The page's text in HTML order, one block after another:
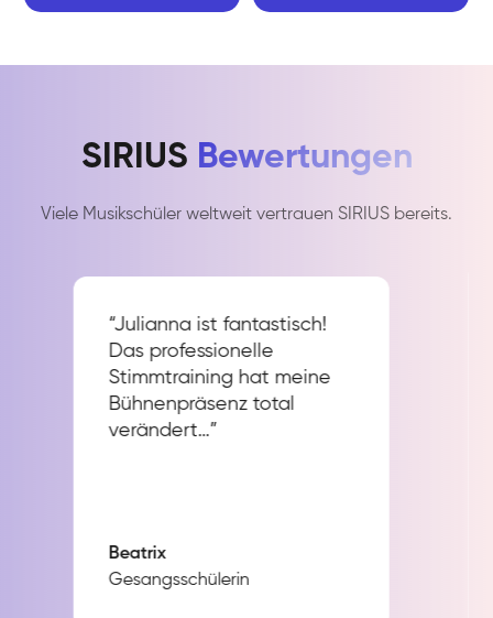
SIRIUS Bewertungen
Viele Musikschüler weltweit vertrauen SIRIUS bereits.
“Julianna ist fantastisch!
Das professionelle
Stimmtraining hat meine
Bühnenpräsenz total
verändert…”
Beatrix
Gesangsschülerin